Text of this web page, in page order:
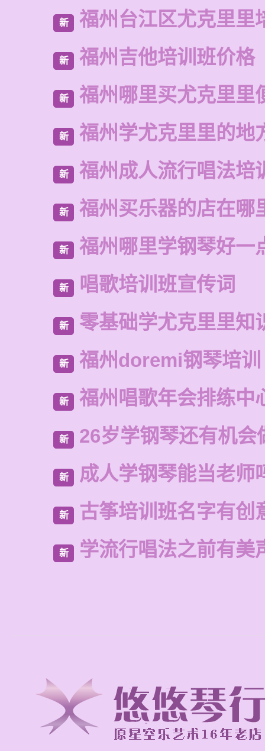
新 福州台江区尤克里里
新 福州吉他培训班价格
新 福州哪里买尤克里里
新 福州学尤克里里的地
新 福州成人流行唱法培
新 福州买乐器的店在哪
新 福州哪里学钢琴好一
新 唱歌培训班宣传词
新 零基础学尤克里里知
新 福州doremi钢琴培训
新 福州唱歌年会排练中
新 26岁学钢琴还有机会
新 成人学钢琴能当老师
新 古筝培训班名字有创
新 学流行唱法之前有美